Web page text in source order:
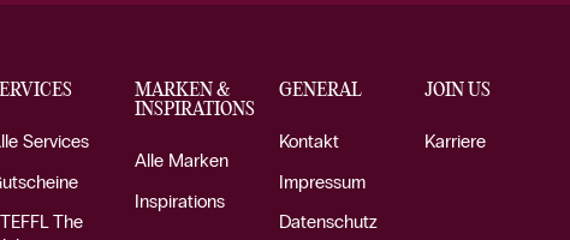
Services
The
MARKEN &
INSPIRATIONS
Alle Marken
Inspirations
GENERAL
Kontakt
Impressum
Datenschutz
JOIN US
Karriere